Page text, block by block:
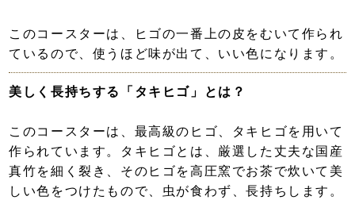
このコースターは、ヒゴの一番上の皮をむいて作られ
ているので、使うほど味が出て、いい色になります。
美しく長持ちする「タキヒゴ」とは？
このコースターは、最高級のヒゴ、タキヒゴを用いて
作られています。タキヒゴとは、厳選した丈夫な国産
真竹を細く裂き、そのヒゴを高圧窯でお茶で炊いて美
しい色をつけたもので、虫が食わず、長持ちします。